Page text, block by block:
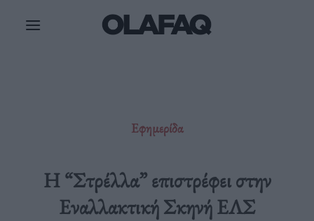
Εφημερίδα
Η “Στρέλλα” επιστρέφει στην
Εναλλακτική Σκηνή ΕΛΣ